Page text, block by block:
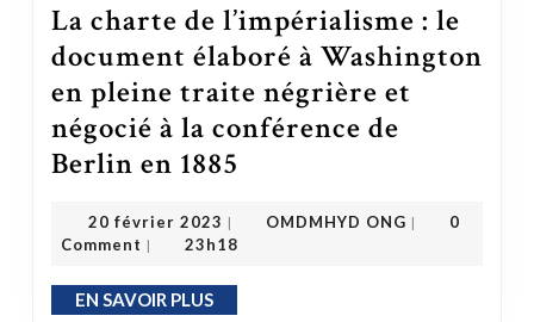
La charte de l’impérialisme : le
document élaboré à Washington
en pleine traite négrière et
négocié à la conférence de
Berlin en 1885
20 février 2023 20 février 2023
| OMDMHYD ONG |
0
Comment | 23h18
EN SAVOIR PLUSEN SAVOIR PLUS